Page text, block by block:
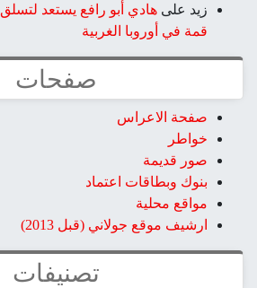
زيد على هادي أبو رافع يستعد
قمة في أوروبا الغربية
صفحات
صفحة الاعراس
خواطر
صور قديمة
بنوك وبطاقات اعتماد
مواقع محلية
ارشيف موقع جولاني (قبل 2013)
تصنيفات